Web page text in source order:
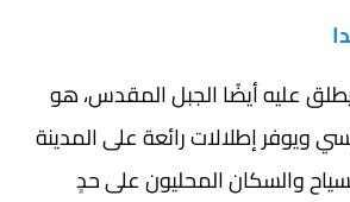
عليه أيضًا الجبل المقدس، هو
ويوفر إطلالات رائعة على المدينة
والسكان المحليون على حدٍ